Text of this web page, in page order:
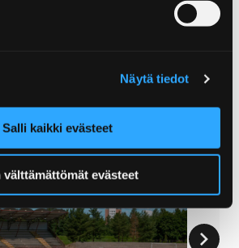
Näytä tiedot
Salli kaikki evästeet
välttämättömät evästeet